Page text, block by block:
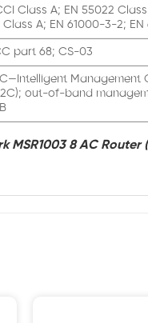
Class A; EN 55022
Class A; EN 61000-3-2; EN
part 68; CS-03
out-of-band
MSR1003 8 AC Router